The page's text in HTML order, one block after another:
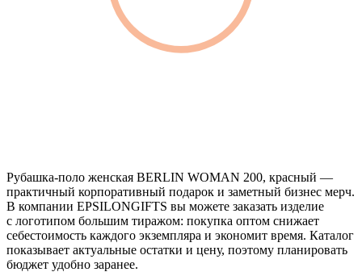
Рубашка-поло женская BERLIN WOMAN 200, красный —
практичный корпоративный подарок и заметный бизнес мерч.
В компании EPSILONGIFTS вы можете заказать изделие
с логотипом большим тиражом: покупка оптом снижает
себестоимость каждого экземпляра и экономит время. Каталог
показывает актуальные остатки и цену, поэтому планировать
бюджет удобно заранее.